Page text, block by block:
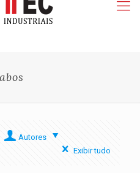
Autores
Exibir tudo